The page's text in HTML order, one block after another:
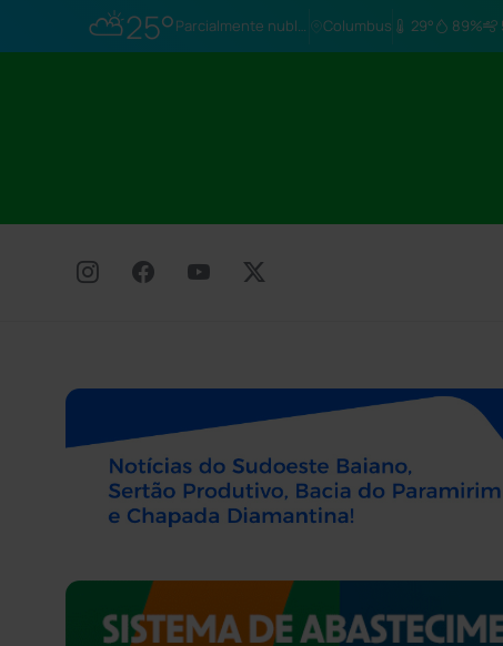
⛅25° Parcialmente nublado Columbus 29° 89%